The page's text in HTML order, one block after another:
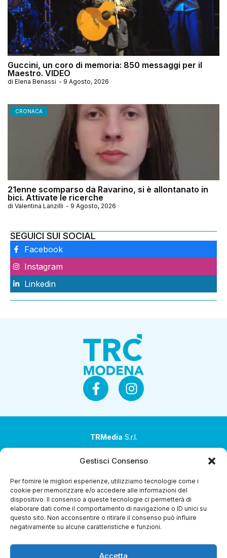
Gestisci Consenso
Per fornire le migliori esperienze, utilizziamo tecnologie come i
cookie per memorizzare e/o accedere alle informazioni del
dispositivo. Il consenso a queste tecnologie ci permetterà di
elaborare dati come il comportamento di navigazione o ID unici su
questo sito. Non acconsentire o ritirare il consenso può influire
negativamente su alcune caratteristiche e funzioni.
Accetta
Guccini, un coro di memoria: 850 messaggi per il
Maestro. VIDEO
di Elena Benassi - 9 Agosto, 2026
CRONACA
21enne scomparso da Ravarino, si è allontanato in
bici. Attivate le ricerche
di Valentina Lanzilli - 9 Agosto, 2026
SEGUICI SUI SOCIAL
Facebook
Instagram
Linkedin
TRMedia S.r.l.
coordinamento da parte di Coop Alleanza 3.0 Soc. Coop.
Sede legale: via Ragazzi del ’99 nr. 51 42124 Reggio Emilia
(RE)
P.Iva 00651840365